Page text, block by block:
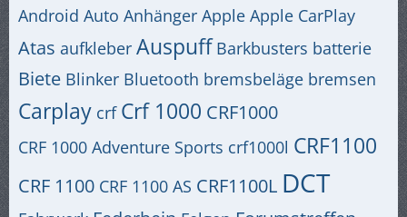
Android Auto Anhänger Apple Apple CarPlay
Atas aufkleber Auspuff Barkbusters batterie
Biete Blinker Bluetooth bremsbeläge bremsen
Carplay crf Crf 1000 CRF1000
CRF 1000 Adventure Sports crf1000l CRF1100
CRF 1100 CRF 1100 AS CRF1100L DCT